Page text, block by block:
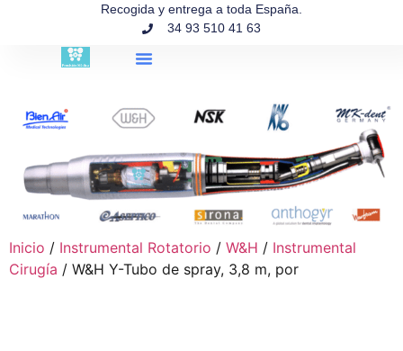
Recogida y entrega a toda España.
34 93 510 41 63
Inicio / Instrumental Rotatorio / W&H / Instrumental
Cirugía / W&H Y-Tubo de spray, 3,8 m, por